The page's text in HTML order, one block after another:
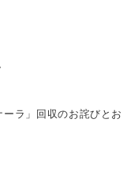
ラ」回収のお詫びとお